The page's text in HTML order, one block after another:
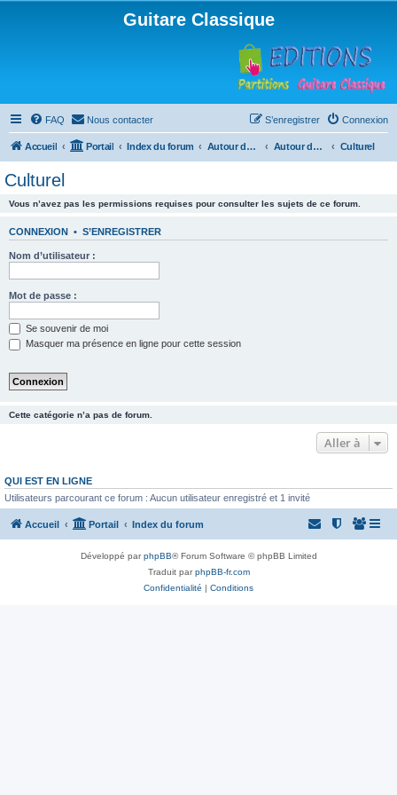
Guitare Classique
FAQ Nous contacter Connexion
S’enregistrer
Accueil Portail Index du forum Autour de la machine à café Autour de la machine à café Culturel
Culturel
Vous n’avez pas les permissions requises pour consulter les sujets de ce forum.
CONNEXION • S’ENREGISTRER
Nom d’utilisateur :
Mot de passe :
Se souvenir de moi
Masquer ma présence en ligne pour cette session
Cette catégorie n’a pas de forum.
Aller à
QUI EST EN LIGNE
Utilisateurs parcourant ce forum : Aucun utilisateur enregistré et 1 invité
Accueil Portail Index du forum
Développé parphpBB® Forum Software © phpBB Limited
Traduit parphpBB-fr.com
Confidentialité | Conditions